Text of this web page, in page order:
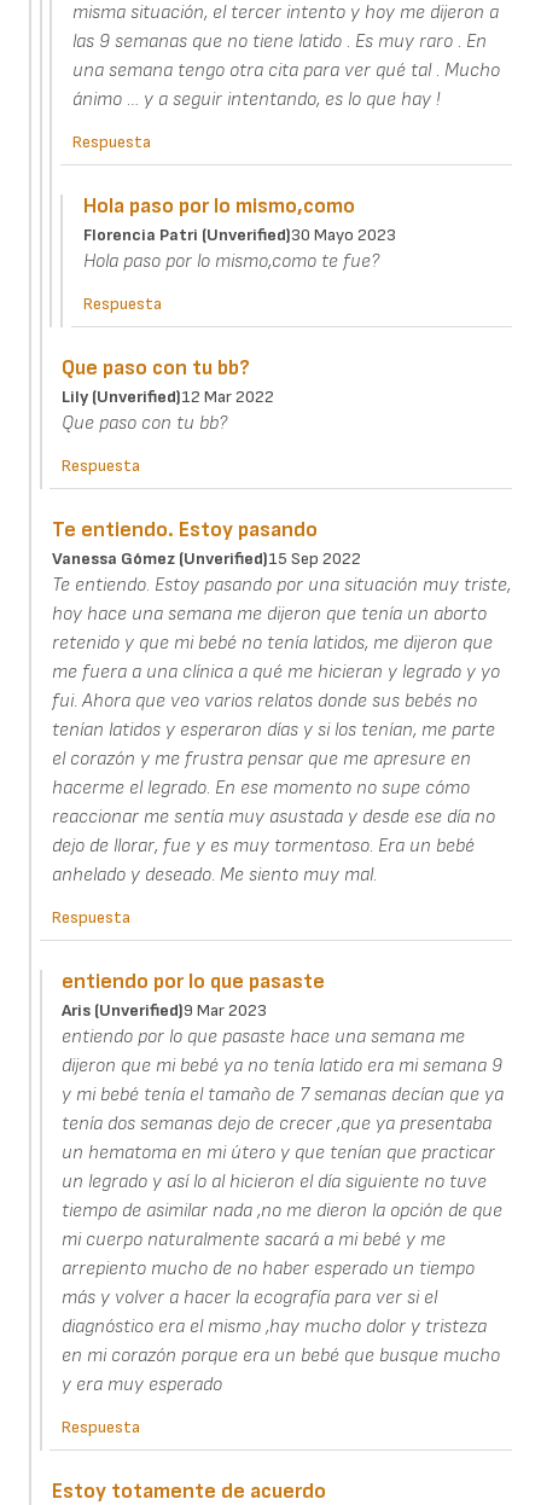
misma situación, el tercer intento y hoy me dijeron a
las 9 semanas que no tiene latido . Es muy raro . En
una semana tengo otra cita para ver qué tal . Mucho
ánimo … y a seguir intentando, es lo que hay !
Respuesta
Hola paso por lo mismo,como
Florencia Patri (unverified)30 Mayo 2023
Hola paso por lo mismo,como te fue?
Respuesta
Que paso con tu bb?
Lily (unverified)12 Mar 2022
Que paso con tu bb?
Respuesta
Te entiendo. Estoy pasando
Vanessa Gómez (unverified)15 Sep 2022
Te entiendo. Estoy pasando por una situación muy triste,
hoy hace una semana me dijeron que tenía un aborto
retenido y que mi bebé no tenía latidos, me dijeron que
me fuera a una clínica a qué me hicieran y legrado y yo
fui. Ahora que veo varios relatos donde sus bebés no
tenían latidos y esperaron días y si los tenían, me parte
el corazón y me frustra pensar que me apresure en
hacerme el legrado. En ese momento no supe cómo
reaccionar me sentía muy asustada y desde ese día no
dejo de llorar, fue y es muy tormentoso. Era un bebé
anhelado y deseado. Me siento muy mal.
Respuesta
entiendo por lo que pasaste
Aris (unverified)9 Mar 2023
entiendo por lo que pasaste hace una semana me
dijeron que mi bebé ya no tenía latido era mi semana 9
y mi bebé tenía el tamaño de 7 semanas decían que ya
tenía dos semanas dejo de crecer ,que ya presentaba
un hematoma en mi útero y que tenían que practicar
un legrado y así lo al hicieron el día siguiente no tuve
tiempo de asimilar nada ,no me dieron la opción de que
mi cuerpo naturalmente sacará a mi bebé y me
arrepiento mucho de no haber esperado un tiempo
más y volver a hacer la ecografía para ver si el
diagnóstico era el mismo ,hay mucho dolor y tristeza
en mi corazón porque era un bebé que busque mucho
y era muy esperado
Respuesta
Estoy totamente de acuerdo